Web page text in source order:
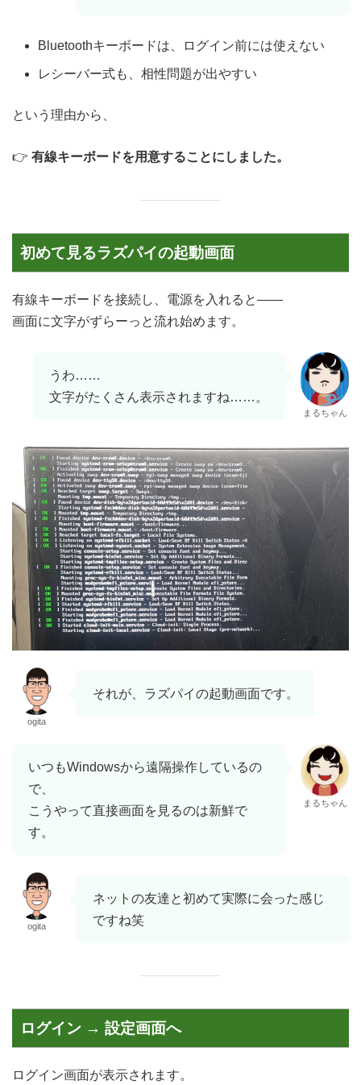
Bluetoothキーボードは、ログイン前には使えない
レシーバー式も、相性問題が出やすい
という理由から、
👉 有線キーボードを用意することにしました。
初めて見るラズパイの起動画面
有線キーボードを接続し、電源を入れると――
画面に文字がずらーっと流れ始めます。
うわ……
文字がたくさん表示されますね……。
まるちゃん
ogita
それが、ラズパイの起動画面です。
いつもWindowsから遠隔操作しているの
で、
こうやって直接画面を見るのは新鮮で
す。
まるちゃん
ogita
ネットの友達と初めて実際に会った感じ
ですね笑
ログイン → 設定画面へ
ログイン画面が表示されます。